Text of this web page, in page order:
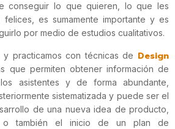
conseguir lo que quieren, lo que les
es sumamente importante y es
por medio de estudios cualitativos.
y practicamos con técnicas de Design
que permiten obtener información de
asistentes y de forma abundante,
sistematizada y puede ser el
de una nueva idea de producto,
o también el inicio de un plan de